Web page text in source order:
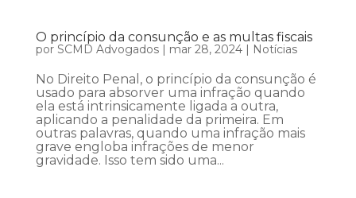
O princípio da consunção e as multas fiscais
por SCMD Advogados| mar 28, 2024| Notícias
No Direito Penal, o princípio da consunção é
usado para absorver uma infração quando
ela está intrinsicamente ligada a outra,
aplicando a penalidade da primeira. Em
outras palavras, quando uma infração mais
grave engloba infrações de menor
gravidade. Isso tem sido uma...